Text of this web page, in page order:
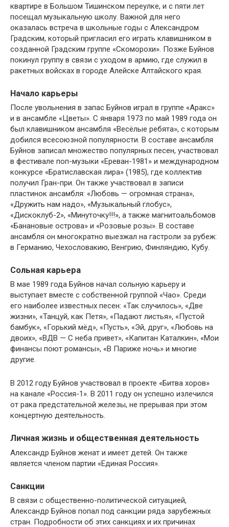
квартире в Большом Тишинском переулке, и с пяти лет
посещал музыкальную школу. Важной для него
оказалась встреча в школьные годы с Александром
Градским, который пригласил его играть клавишником в
созданной Градским группе «Скоморохи». Позже Буйнов
покинул группу в связи с уходом в армию, где служил в
ракетных войсках в городе Алейске Алтайского края.
Начало карьеры
После увольнения в запас Буйнов играл в группе «Аракс»
и в ансамбле «Цветы». С января 1973 по май 1989 года он
был клавишником ансамбля «Весёлые ребята», с которым
добился всесоюзной популярности. В составе ансамбля
Буйнов записал множество популярных песен, участвовал
в фестивале поп-музыки «Ереван-1981» и международном
конкурсе «Братиславская лира» (1985), где коллектив
получил Гран-при. Он также участвовал в записи
пластинок ансамбля: «Любовь — огромная страна»,
«Дружить нам надо», «Музыкальный глобус»,
«Дискоклуб-2», «Минуточку!!!», а также магнитоальбомов
«Банановые острова» и «Розовые розы». В составе
ансамбля он многократно выезжал на гастроли за рубеж:
в Германию, Чехословакию, Венгрию, Финляндию, Кубу.
Сольная карьера
В мае 1989 года Буйнов начал сольную карьеру и
выступает вместе с собственной группой «Чао». Среди
его наиболее известных песен: «Так случилось», «Две
жизни», «Танцуй, как Петя», «Падают листья», «Пустой
бамбук», «Горький мёд», «Пусть», «Эй, друг», «Любовь на
двоих», «ВДВ — С неба привет», «Капитан Каталкин», «Мои
финансы поют романсы», «В Париже ночь» и многие
другие.
В 2012 году Буйнов участвовал в проекте «Битва хоров»
на канале «Россия-1». В 2011 году он успешно излечился
от рака предстательной железы, не прерывая при этом
концертную деятельность.
Личная жизнь и общественная деятельность
Александр Буйнов женат и имеет детей. Он также
является членом партии «Единая Россия».
Санкции
В связи с общественно-политической ситуацией,
Александр Буйнов попал под санкции ряда зарубежных
стран. Подробности об этих санкциях и их причинах